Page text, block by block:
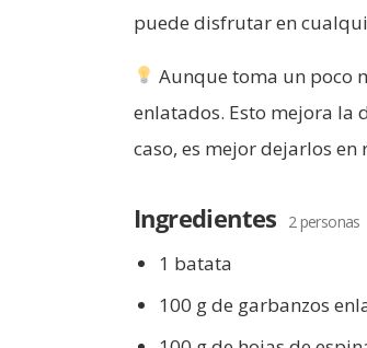
puede disfrutar en
Aunque toma un poco
enlatados. Esto mejora la
caso, es mejor dejarlos
Ingredientes 2 personas
1 batata
100 g de garbanzos